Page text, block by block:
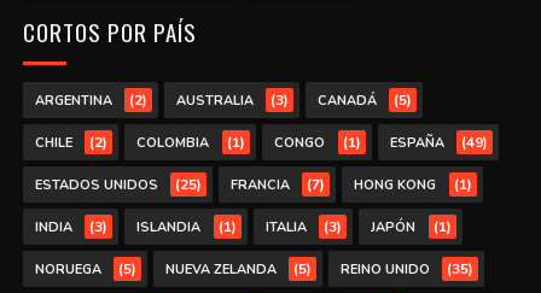
CORTOS POR PAÍS
ARGENTINA (2) AUSTRALIA (3) CANADÁ (5)
CHILE (2) COLOMBIA (1) CONGO (1) ESPAÑA (49)
ESTADOS UNIDOS (25) FRANCIA (7) HONG KONG (1)
INDIA (3) ISLANDIA (1) ITALIA (3) JAPÓN (1)
NORUEGA (5) NUEVA ZELANDA (5) REINO UNIDO (35)